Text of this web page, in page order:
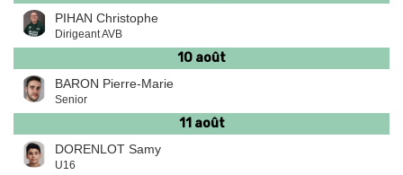
PIHAN Christophe
Dirigeant AVB
10 août
BARON Pierre-Marie
Senior
11 août
DORENLOT Samy
U16